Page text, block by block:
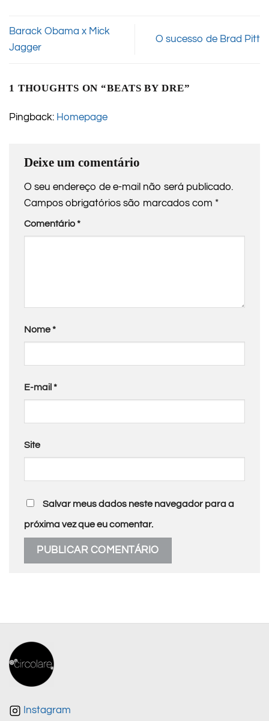
Barack Obama x Mick
Jagger
O sucesso de Brad Pitt
1 THOUGHTS ON “BEATS BY DRE”
Pingback: Homepage
Deixe um comentário
O seu endereço de e-mail não será publicado.
Campos obrigatórios são marcados com *
Comentário*
Nome*
E-mail *
Site
Salvar meus dados neste navegador para a
próxima vez que eu comentar.
Instagram